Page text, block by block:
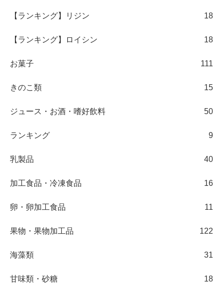
【ランキング】リジン 18
【ランキング】ロイシン 18
お菓子 111
きのこ類 15
ジュース・お酒・嗜好飲料 50
ランキング 9
乳製品 40
加工食品・冷凍食品 16
卵・卵加工食品 11
果物・果物加工品 122
海藻類 31
甘味類・砂糖 18